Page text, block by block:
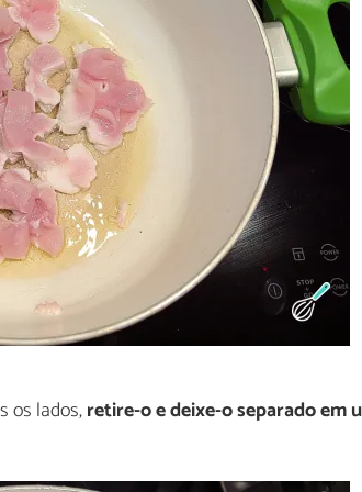
os lados,retire-o e deixe-o separado em